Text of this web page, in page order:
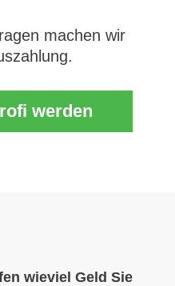
machen wir
werden
wieviel Geld Sie